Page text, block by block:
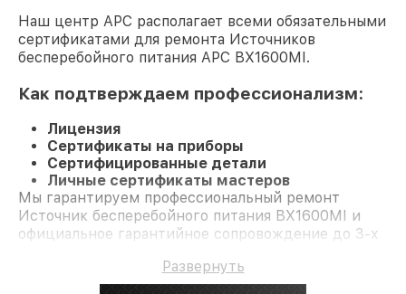
Наш центр APC располагает всеми обязательными
сертификатами для ремонта Источников
бесперебойного питания APC BX1600MI.
Как подтверждаем профессионализм:
Лицензия
Сертификаты на приборы
Сертифицированные детали
Личные сертификаты мастеров
Мы гарантируем профессиональный ремонт
Источник бесперебойного питания BX1600MI и
официальное гарантийное сопровождение до 3-х
Развернуть